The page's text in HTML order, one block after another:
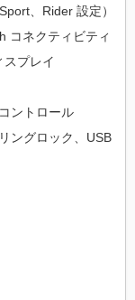
、Rider 設定）
コネクティビティ
プレイ
ントロール
ングロック、USB